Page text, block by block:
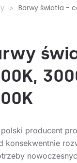
Barwy światła -
producent
konsekwentnie